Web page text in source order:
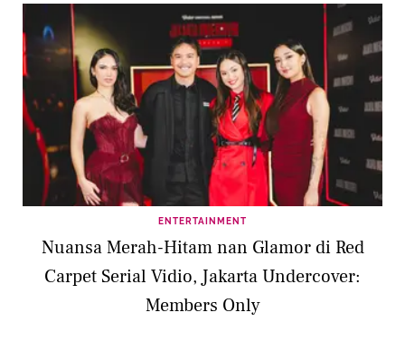
ENTERTAINMENT
Nuansa Merah-Hitam nan Glamor di Red
Carpet Serial Vidio, Jakarta Undercover:
Members Only